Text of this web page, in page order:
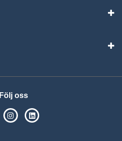
Följ oss
SPSM på Facebook
SPSM på Instagram